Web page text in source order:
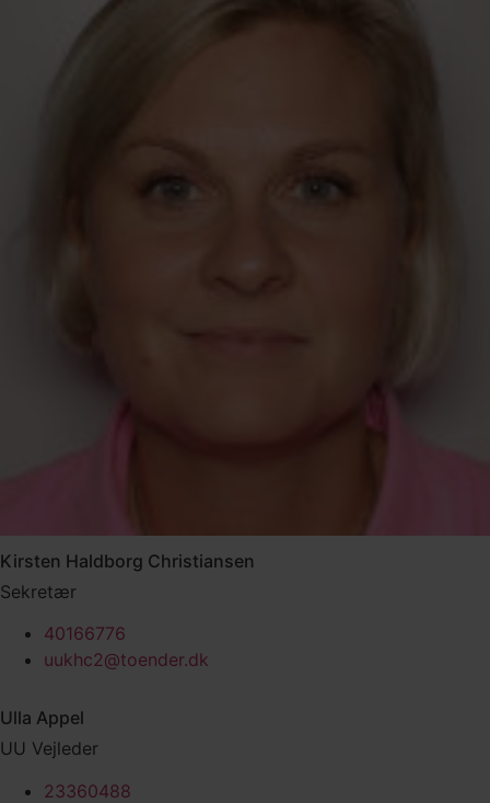
Kirsten Haldborg Christiansen
Sekretær
40166776
uukhc2@toender.dk
Ulla Appel
UU Vejleder
23360488